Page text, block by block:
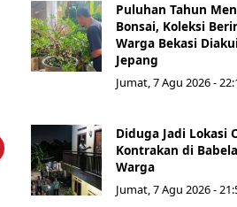
Puluhan Tahun
Bonsai, Koleksi
Warga Bekasi
Jepang
Jumat, 7 Agu 2026 -
Diduga Jadi Lokasi
Kontrakan di
Warga
Jumat, 7 Agu 2026 -